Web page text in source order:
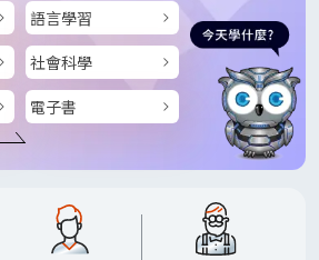
語言學習
社會科學
電子書